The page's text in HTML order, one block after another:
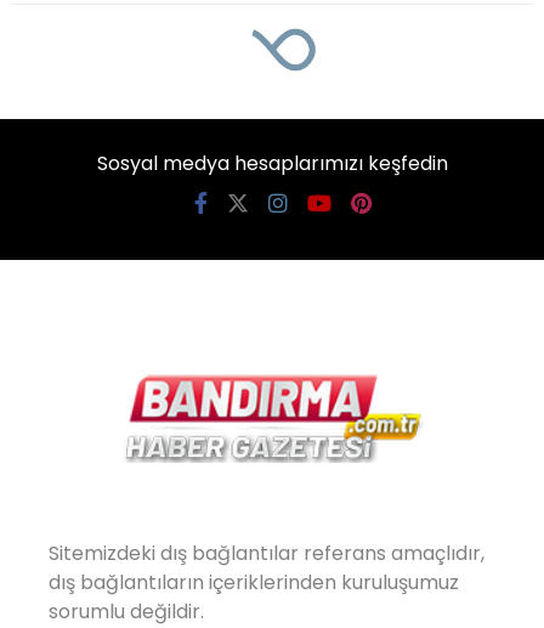
Sosyal medya hesaplarımızı keşfedin
Sitemizdeki dış bağlantılar referans amaçlıdır,
dış bağlantıların içeriklerinden kuruluşumuz
sorumlu değildir.